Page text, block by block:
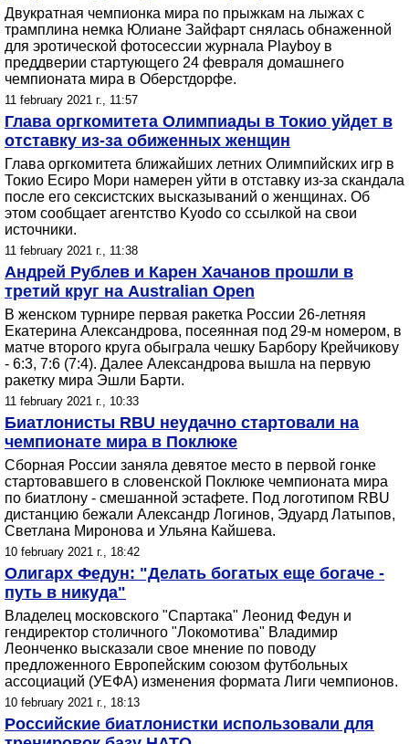
Двукратная чемпионка мира по прыжкам на лыжах с
трамплина немка Юлиане Зайфарт снялась обнаженной
для эротической фотосессии журнала Playboy в
преддверии стартующего 24 февраля домашнего
чемпионата мира в Оберстдорфе.
11 february 2021 г., 11:57
Глава оргкомитета Олимпиады в Токио уйдет в
отставку из-за обиженных женщин
Глава оргкомитета ближайших летних Олимпийских игр в
Токио Есиро Мори намерен уйти в отставку из-за скандала
после его сексистских высказываний о женщинах. Об
этом сообщает агентство Kyodo со ссылкой на свои
источники.
11 february 2021 г., 11:38
Андрей Рублев и Карен Хачанов прошли в
третий круг на Australian Open
В женском турнире первая ракетка России 26-летняя
Екатерина Александрова, посеянная под 29-м номером, в
матче второго круга обыграла чешку Барбору Крейчикову
- 6:3, 7:6 (7:4). Далее Александрова вышла на первую
ракетку мира Эшли Барти.
11 february 2021 г., 10:33
Биатлонисты RBU неудачно стартовали на
чемпионате мира в Поклюке
Сборная России заняла девятое место в первой гонке
стартовавшего в словенской Поклюке чемпионата мира
по биатлону - смешанной эстафете. Под логотипом RBU
дистанцию бежали Александр Логинов, Эдуард Латыпов,
Светлана Миронова и Ульяна Кайшева.
10 february 2021 г., 18:42
Олигарх Федун: "Делать богатых еще богаче -
путь в никуда"
Владелец московского "Спартака" Леонид Федун и
гендиректор столичного "Локомотива" Владимир
Леонченко высказали свое мнение по поводу
предложенного Европейским союзом футбольных
ассоциаций (УЕФА) изменения формата Лиги чемпионов.
10 february 2021 г., 18:13
Российские биатлонистки использовали для